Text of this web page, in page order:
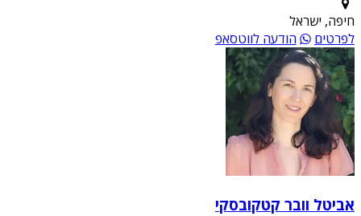
חיפה, ישראל
לפרטים
הודעה לווטסאפ
אביטל וובר קטקובסקי